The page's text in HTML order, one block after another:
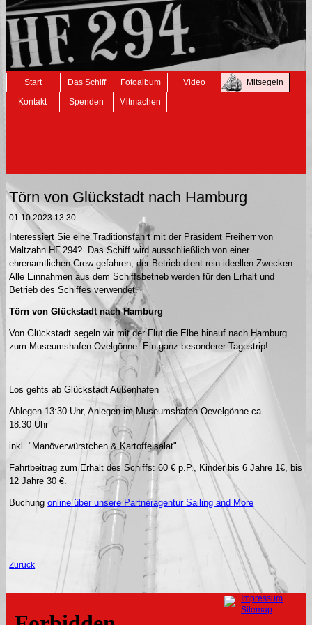
Navigation
überspringen
Start Das Schiff Fotoalbum Video
Mitsegeln
Kontakt
Spenden Mitmachen
Törn von Glückstadt nach Hamburg
01.10.2023 13:30
Interessiert Sie eine Traditionsfahrt mit der Präsident Freiherr von
Maltzahn HF.294? Das Schiff wird ausschließlich von einer
ehrenamtlichen Crew gefahren, der Betrieb dient rein ideellen Zwecken.
Alle Einnahmen aus dem Schiffsbetrieb werden für den Erhalt und
Betrieb des Schiffes verwendet.
Törn von Glückstadt nach Hamburg
Von Glückstadt segeln wir mit der Flut die Elbe hinauf nach Hamburg
zum Museumshafen Ovelgönne. Ein ganz besonderer Tagestrip!
Los gehts ab Glückstadt Außenhafen
Ablegen 13:30 Uhr, Anlegen im Museumshafen Oevelgönne ca.
18:30 Uhr
inkl. "Manöverwürstchen & Kartoffelsalat"
Fahrtbeitrag zum Erhalt des Schiffs: 60 € p.P., Kinder bis 6 Jahre 1€, bis
12 Jahre 30 €.
Buchungonline über unsere Partneragentur Sailing and More
Zurück
Navigation
überspringen
Impressum
Sitemap